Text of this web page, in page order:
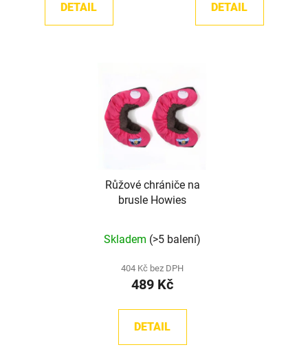
DETAIL DETAIL
Růžové chrániče na
brusle Howies
Skladem (>5 balení)
404 Kč bez DPH
489 Kč
DETAIL